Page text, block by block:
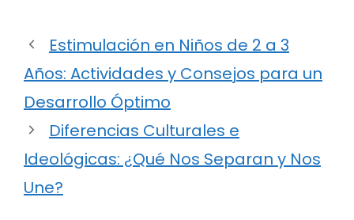
Estimulación en Niños de 2 a 3
Años: Actividades y Consejos para un
Desarrollo Óptimo
Diferencias Culturales e
Ideológicas: ¿Qué Nos Separan y Nos
Une?